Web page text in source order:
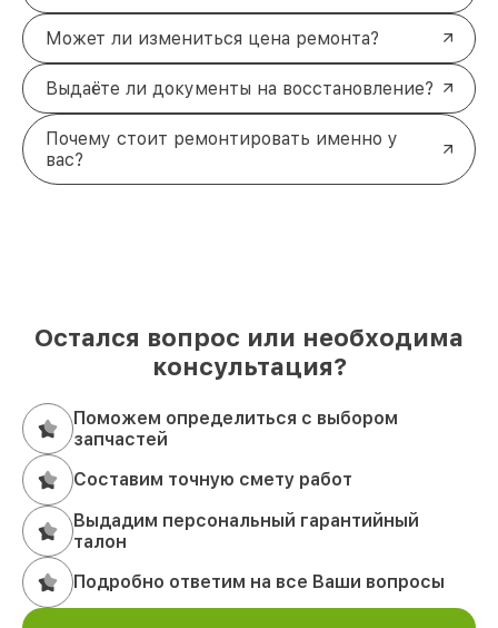
Может ли измениться цена ремонта?
Выдаёте ли документы на восстановление?
Почему стоит ремонтировать именно у
вас?
Остался вопрос или необходима
консультация?
Поможем определиться с выбором
запчастей
Составим точную смету работ
Выдадим персональный гарантийный
талон
Подробно ответим на все Ваши вопросы